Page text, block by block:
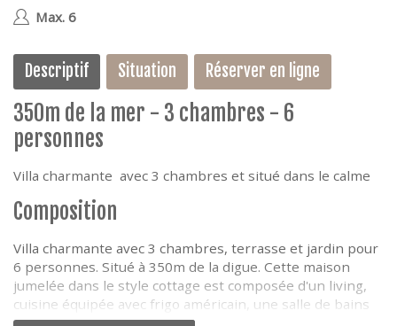
Max. 6
Descriptif Situation Réserver en ligne
350m de la mer - 3 chambres - 6
personnes
Villa charmante avec 3 chambres et situé dans le calme
Composition
Villa charmante avec 3 chambres, terrasse et jardin pour
6 personnes. Situé à 350m de la digue. Cette maison
jumelée dans le style cottage est composée d'un living,
cuisine équipée avec frigo américain, une salle de bains
(pommeau douche "rain dance") avec wc, une toilette